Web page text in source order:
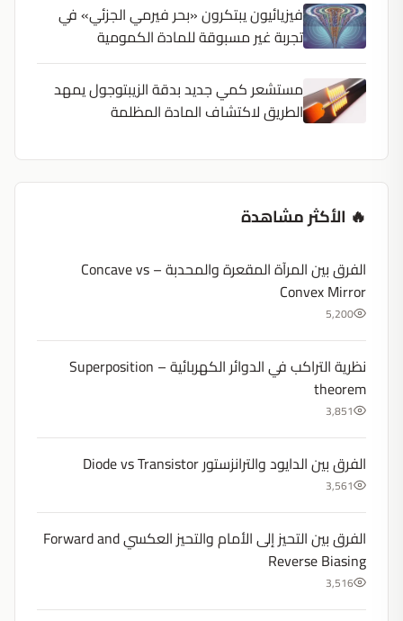
فيزيائيون يبتكرون «بحر فيرمي الجزئي» في
تجربة غير مسبوقة للمادة الكمومية
مستشعر كمي جديد بدقة الزيبتوجول يمهد
الطريق لاكتشاف المادة المظلمة
🔥 الأكثر مشاهدة
الفرق بين المرآة المقعرة والمحدبة – Concave vs
Convex Mirror
5,200
نظرية التراكب في الدوائر الكهربائية – Superposition
theorem
3,851
الفرق بين الدايود والترانزستور Diode vs Transistor
3,561
الفرق بين التحيز إلى الأمام والتحيز العكسي Forward and
Reverse Biasing
3,516